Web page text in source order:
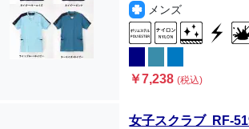
メンズ
￥7,238(税込)
女子スクラブ RF-